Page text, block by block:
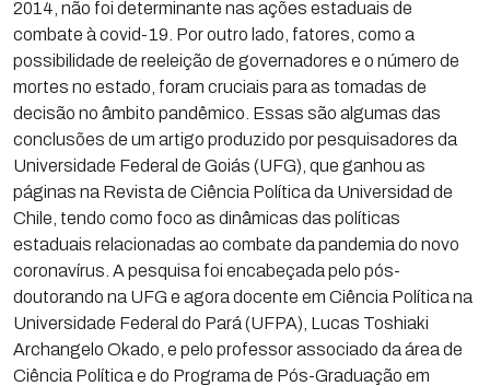
2014, não foi determinante nas ações estaduais de
combate à covid-19. Por outro lado, fatores, como a
possibilidade de reeleição de governadores e o número de
mortes no estado, foram cruciais para as tomadas de
decisão no âmbito pandêmico. Essas são algumas das
conclusões de um artigo produzido por pesquisadores da
Universidade Federal de Goiás (UFG), que ganhou as
páginas na Revista de Ciência Política da Universidad de
Chile, tendo como foco as dinâmicas das políticas
estaduais relacionadas ao combate da pandemia do novo
coronavírus. A pesquisa foi encabeçada pelo pós-
doutorando na UFG e agora docente em Ciência Política na
Universidade Federal do Pará (UFPA), Lucas Toshiaki
Archangelo Okado, e pelo professor associado da área de
Ciência Política e do Programa de Pós-Graduação em